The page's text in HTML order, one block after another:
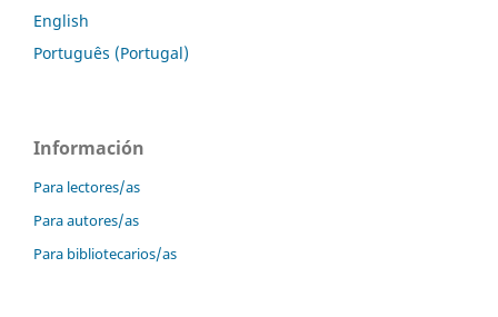
English
Português (Portugal)
Información
Para lectores/as
Para autores/as
Para bibliotecarios/as